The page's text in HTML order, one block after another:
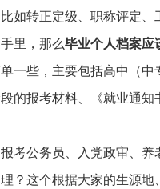
如转正定级、职称评定
里，那么毕业个人档案应
一些，主要包括高中（
的报考材料、《就业通
考公务员、入党政审、养
？这个根据大家的生源